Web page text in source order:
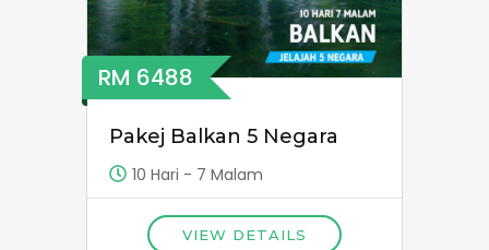
RM 6488
Pakej Balkan 5 Negara
10 Hari - 7 Malam
VIEW DETAILS